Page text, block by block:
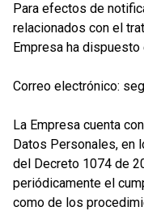
Para efectos de
relacionados con el
Empresa ha
Correo electrónico:
La Empresa cuenta
Datos Personales, en
del Decreto 1074 de
periódicamente el
como de los